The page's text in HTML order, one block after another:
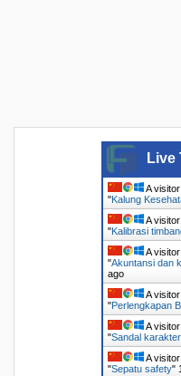
Live
A
"Kalung
A
"Kalibrasi
A
"Akuntansi dan
ago
A
"Perlengkapan
A
"Sandal karakter
A
"Sepatu safety"